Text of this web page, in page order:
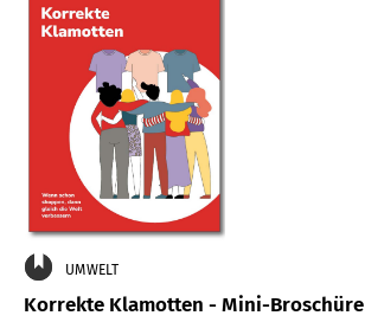
UMWELT
Korrekte Klamotten - Mini-Broschüre